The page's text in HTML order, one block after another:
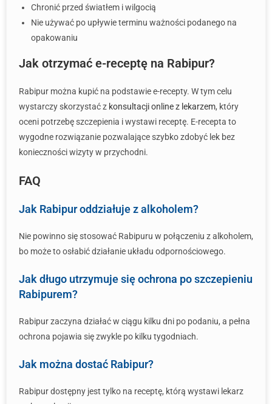
Chronić przed światłem i wilgocią
Nie używać po upływie terminu ważności podanego na
opakowaniu
Jak otrzymać e-receptę na Rabipur?
Rabipur można kupić na podstawie e-recepty. W tym celu
wystarczy skorzystać z konsultacji online z lekarzem, który
oceni potrzebę szczepienia i wystawi receptę. E-recepta to
wygodne rozwiązanie pozwalające szybko zdobyć lek bez
konieczności wizyty w przychodni.
FAQ
Jak Rabipur oddziałuje z alkoholem?
Nie powinno się stosować Rabipuru w połączeniu z alkoholem,
bo może to osłabić działanie układu odpornościowego.
Jak długo utrzymuje się ochrona po szczepieniu
Rabipurem?
Rabipur zaczyna działać w ciągu kilku dni po podaniu, a pełna
ochrona pojawia się zwykle po kilku tygodniach.
Jak można dostać Rabipur?
Rabipur dostępny jest tylko na receptę, którą wystawi lekarz